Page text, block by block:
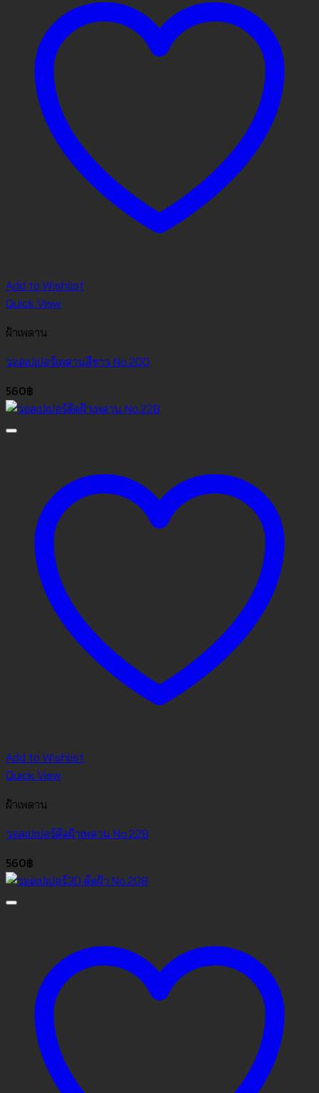
Add to Wishlist
Quick View
ฝ้าเพดาน
วอลเปเปอร์เพดานสีขาว No.200
560฿
Add to Wishlist
Quick View
ฝ้าเพดาน
วอลเปเปอร์ติดฝ้าเพดาน No.228
560฿